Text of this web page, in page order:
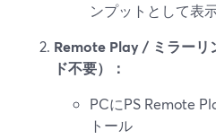
ンプットとして表
Remote Play / ミラーリ
ド不要）：
PCにPS Remote
トール